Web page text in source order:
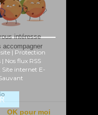
| Protection
| Nos flux RSS
internet E-
site vous intéresse
vous accompagner
OK pour moi